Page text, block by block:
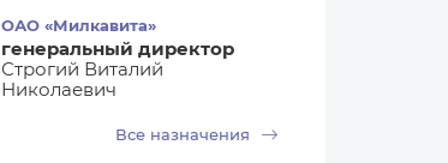
Вступили в силу новые
ветеринарно-
санитарные правила
мясопереработки
ОАО «Милкавита»
генеральный директор
Строгий Виталий
Николаевич
Все назначения